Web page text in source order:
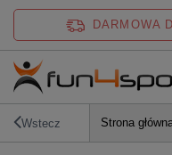
DARMOWA
Wstecz Strona